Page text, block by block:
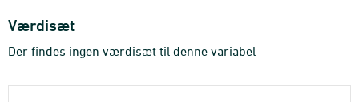
Værdisæt
Der findes ingen værdisæt til denne variabel